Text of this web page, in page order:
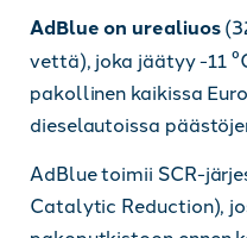
AdBlue on urealiuos
vettä), joka jäätyy -11
pakollinen kaikissa
dieselautoissa
AdBlue toimii SCR-
Catalytic Reduction),